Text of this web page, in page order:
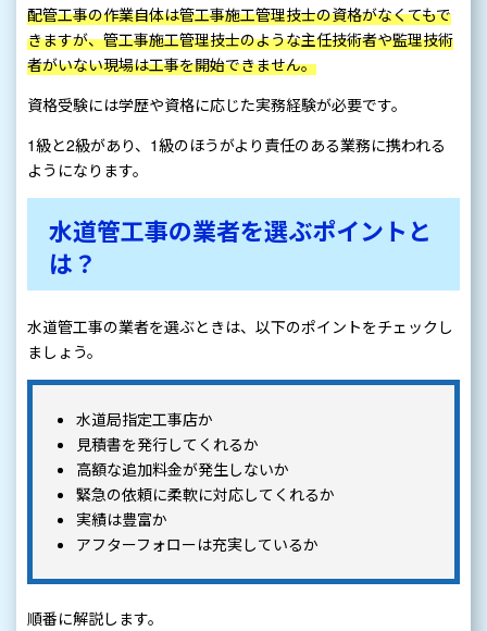
配管工事の作業自体は管工事施工管理技士の資格がなくてもで
きますが、管工事施工管理技士のような主任技術者や監理技術
者がいない現場は工事を開始できません。
資格受験には学歴や資格に応じた実務経験が必要です。
1級と2級があり、1級のほうがより責任のある業務に携われる
ようになります。
水道管工事の業者を選ぶポイントと
は？
水道管工事の業者を選ぶときは、以下のポイントをチェックし
ましょう。
水道局指定工事店か
見積書を発行してくれるか
高額な追加料金が発生しないか
緊急の依頼に柔軟に対応してくれるか
実績は豊富か
アフターフォローは充実しているか
順番に解説します。